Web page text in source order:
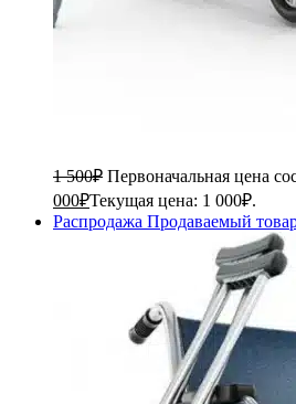
1 500₽ Первоначальная цена
000₽Текущая цена: 1 000₽.
Распродажа Продаваемый